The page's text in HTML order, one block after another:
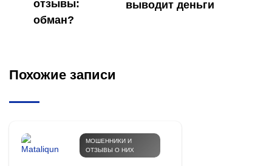
отзывы:
обман?
выводит деньги
Похожие записи
МОШЕННИКИ И
ОТЗЫВЫ О НИХ